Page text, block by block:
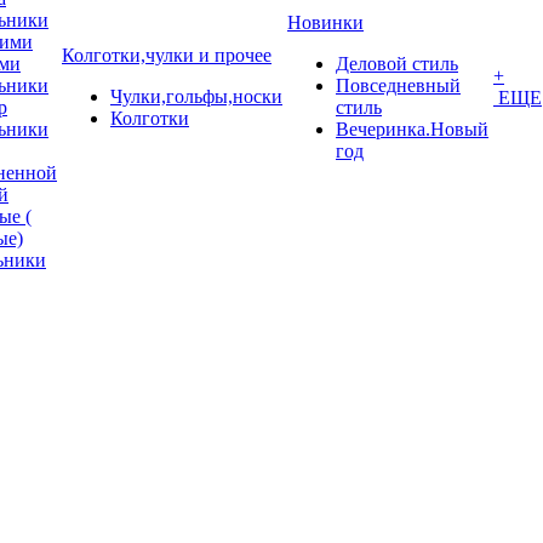
(
Колготки,чулки и прочее
Чулки,гольфы,носки
Колготки
Новинки
Деловой стиль
Повседневный
стиль
Вечеринка.Новый
год
+
ЕЩЕ